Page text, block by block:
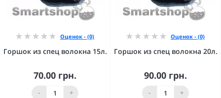
Оценок - (0)
Горшок из спец волокна 15л.
70.00 грн.
- +
Оценок - (0)
Горшок из спец волокна 20л.
90.00 грн.
- +